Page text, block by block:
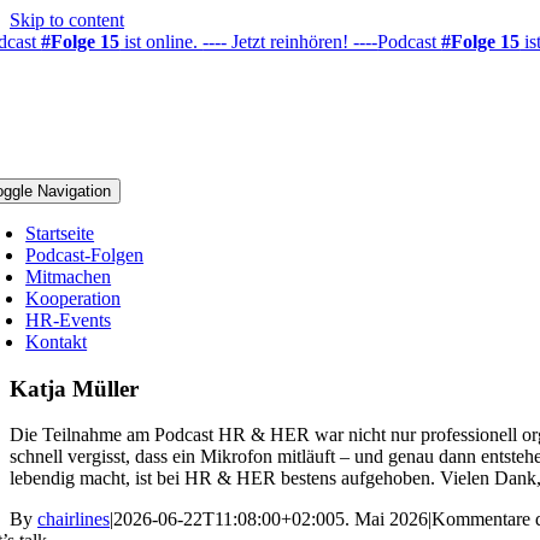
Skip to content
#Folge 15 ist online.---- Jetzt reinhören! ----Podcast#Folge 15
Navigation
Startseite
Podcast-Folgen
Mitmachen
Kooperation
HR-Events
Kontakt
Katja Müller
Die Teilnahme am Podcast HR & HER war nicht nur professionell
schnell vergisst, dass ein Mikrofon mitläuft – und genau dann
lebendig macht, ist bei HR & HER bestens aufgehoben. Vielen
By chairlines|2026-06-22T11:08:00+02:005. Mai 2026|Kommentare